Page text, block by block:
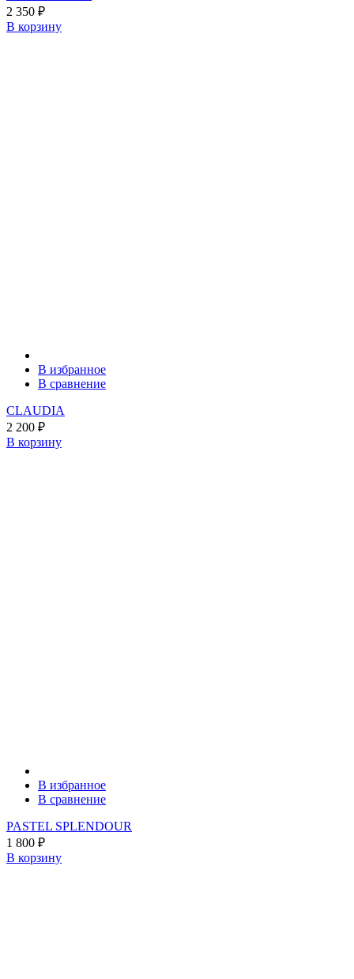
2 350 ₽
В корзину
В избранное
В сравнение
CLAUDIA
2 200 ₽
В корзину
В избранное
В сравнение
PASTEL SPLENDOUR
1 800 ₽
В корзину